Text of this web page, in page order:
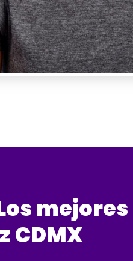
mejores
CDMX